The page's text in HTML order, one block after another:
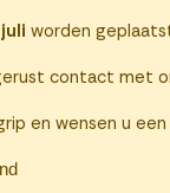
worden
contact met
en wensen u